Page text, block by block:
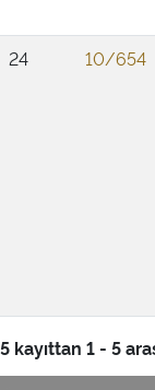
24
10/654
5 kayıttan 1 - 5